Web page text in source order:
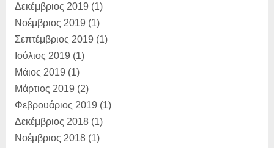
Δεκέμβριος 2019 (1)
Νοέμβριος 2019 (1)
Σεπτέμβριος 2019 (1)
Ιούλιος 2019 (1)
Μάιος 2019 (1)
Μάρτιος 2019 (2)
Φεβρουάριος 2019 (1)
Δεκέμβριος 2018(1)
Νοέμβριος 2018(1)